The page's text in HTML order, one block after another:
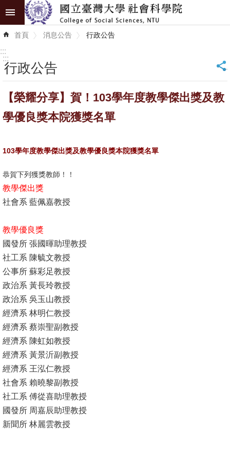
跳到主要內容區塊
進
階
識
學
學
單
位
究
消
息
公
告
國
際
化
高
教
深
耕
辦
首頁 消息公告 行政公告
:::
:::
行政公告 _
【榮耀分享】賀！103學年度教學傑出獎及教
學優良獎本院獲獎名單
103學年度教學傑出獎及教學優良獎本院獲獎名單
恭賀下列獲獎教師！！
教學傑出獎
社會系 藍佩嘉教授
教學優良獎
國發所 張國暉助理教授
社工系 陳毓文教授
公事所 蘇彩足教授
政治系 黃長玲教授
政治系 吳玉山教授
經濟系 林明仁教授
經濟系 蔡崇聖副教授
經濟系 陳虹如教授
經濟系 黃景沂副教授
經濟系 王泓仁教授
社會系 賴曉黎副教授
社工系 傅從喜助理教授
國發所 周嘉辰助理教授
新聞所 林麗雲教授